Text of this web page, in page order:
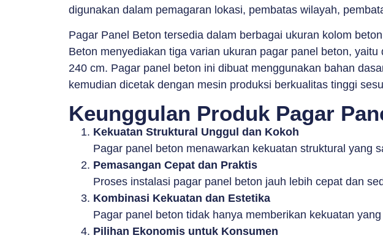
digunakan dalam pemagaran lokasi, pembatas wilayah,
Pagar Panel Beton tersedia dalam berbagai ukuran kolom
Beton menyediakan tiga varian ukuran pagar panel beton,
240 cm. Pagar panel beton ini dibuat menggunakan bahan
kemudian dicetak dengan mesin produksi berkualitas tinggi
Keunggulan Produk Pagar
Kekuatan Struktural Unggul dan Kokoh
Pagar panel beton menawarkan kekuatan struktural yang
Pemasangan Cepat dan Praktis
Proses instalasi pagar panel beton jauh lebih cepat dan
Kombinasi Kekuatan dan Estetika
Pagar panel beton tidak hanya memberikan kekuatan
Pilihan Ekonomis untuk Konsumen